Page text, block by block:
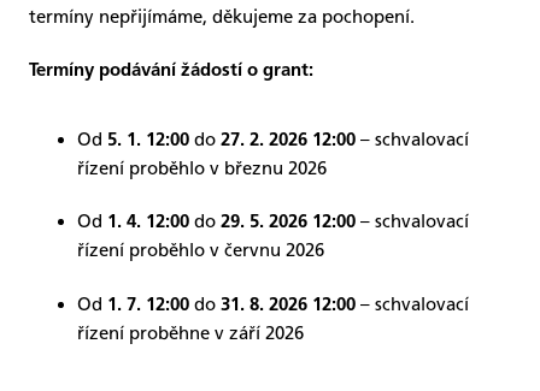
termíny nepřijímáme, děkujeme za pochopení.
Termíny podávání žádostí o grant:
Od 5. 1. 12:00 do 27. 2. 2026 12:00 – schvalovací
řízení proběhlo v březnu 2026
Od 1. 4. 12:00 do 29. 5. 2026 12:00 – schvalovací
řízení proběhlo v červnu 2026
Od 1. 7. 12:00 do 31. 8. 2026 12:00 – schvalovací
řízení proběhne v září 2026